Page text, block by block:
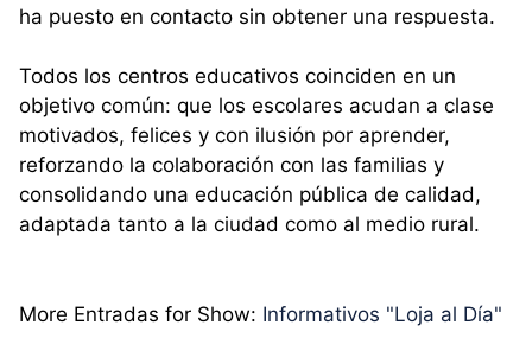
ha puesto en contacto sin obtener una respuesta.
Todos los centros educativos coinciden en un
objetivo común: que los escolares acudan a clase
motivados, felices y con ilusión por aprender,
reforzando la colaboración con las familias y
consolidando una educación pública de calidad,
adaptada tanto a la ciudad como al medio rural.
More Entradas for Show: Informativos "Loja al Día"